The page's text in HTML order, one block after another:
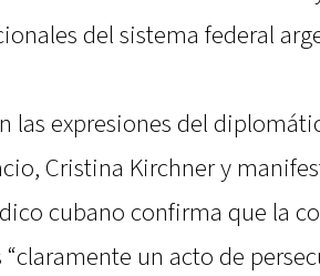
del sistema federal
las expresiones del
Cristina Kirchner y
cubano confirma que la
“claramente un acto de